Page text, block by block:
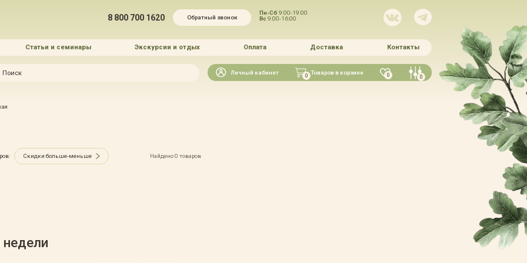
8 800 700 1620 Обратный звонок
Пн-Сб9:00-19:00
Вс9:00-16:00
Статьи и семинары Экскурсии и отдых Оплата Доставка Контакты
Искать
Личный кабинет 0 Товаров в корзине 0 0
Скидки больше-меньше Найдено 0 товаров